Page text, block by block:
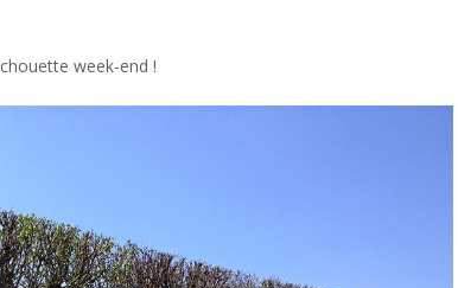
week-end !